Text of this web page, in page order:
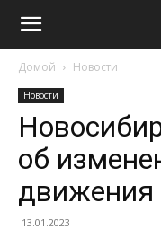
Домой Новости
Новости
об
движения
13.01.2023